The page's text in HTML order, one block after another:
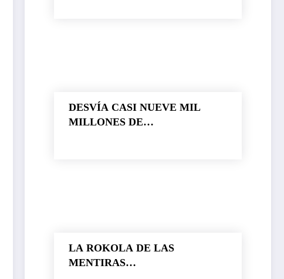
DESVÍA CASI NUEVE MIL
MILLONES DE
LA ROKOLA DE LAS
MENTIRAS…